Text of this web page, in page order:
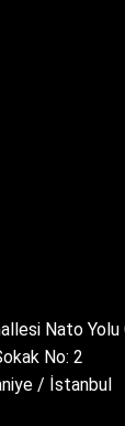
Nato
No: 2
/ İstanbul